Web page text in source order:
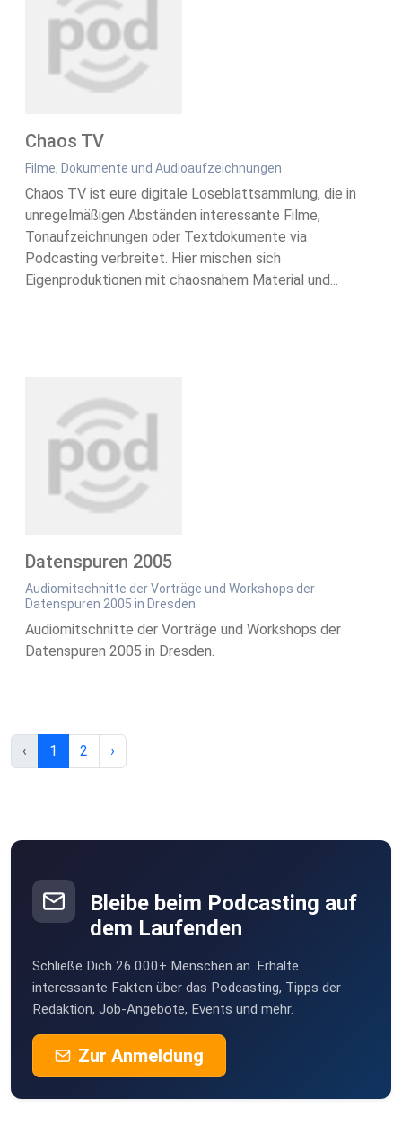
Chaos TV
Filme, Dokumente und Audioaufzeichnungen
Chaos TV ist eure digitale Loseblattsammlung, die in
unregelmäßigen Abständen interessante Filme,
Tonaufzeichnungen oder Textdokumente via
Podcasting verbreitet. Hier mischen sich
Eigenproduktionen mit chaosnahem Material und...
Datenspuren 2005
Audiomitschnitte der Vorträge und Workshops der
Datenspuren 2005 in Dresden
Audiomitschnitte der Vorträge und Workshops der
Datenspuren 2005 in Dresden.
‹ 1 2 ›
Bleibe beim Podcasting auf
dem Laufenden
Schließe Dich 26.000+ Menschen an. Erhalte
interessante Fakten über das Podcasting, Tipps der
Redaktion, Job-Angebote, Events und mehr.
Zur Anmeldung